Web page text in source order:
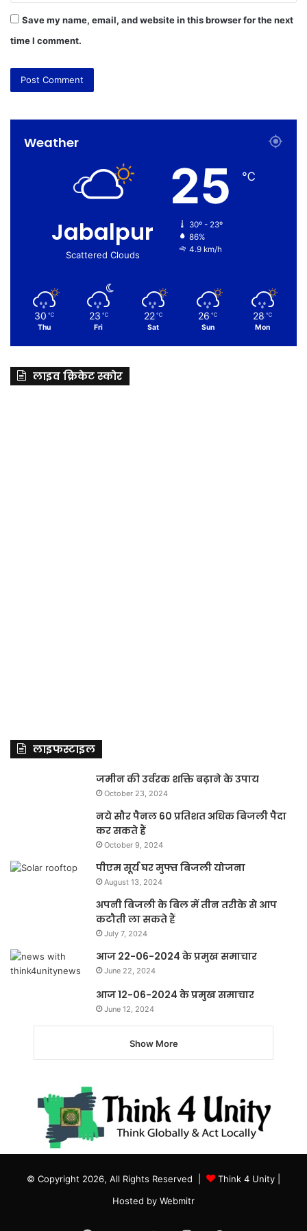
Save my name, email, and website in this browser for the next
time I comment.
Weather
Jabalpur
Scattered Clouds
25 ℃
30º - 23º
86%
4.9 km/h
30 ℃
Thu
23 ℃
Fri
22 ℃
Sat
26 ℃
Sun
28 ℃
Mon
लाइव क्रिकेट स्कोर
लाइफस्टाइल
जमीन की उर्वरक शक्ति बढ़ाने के उपाय
October 23, 2024
नये सौर पैनल 60 प्रतिशत अधिक बिजली पैदा
कर सकते हैं
October 9, 2024
पीएम सूर्य घर मुफ्त बिजली योजना
August 13, 2024
अपनी बिजली के बिल में तीन तरीके से आप
कटौती ला सकते हैं
July 7, 2024
आज 22-06-2024 के प्रमुख समाचार
June 22, 2024
आज 12-06-2024 के प्रमुख समाचार
June 12, 2024
Show More
© Copyright 2026, All Rights Reserved | Think 4 Unity
Hosted by Webmitr